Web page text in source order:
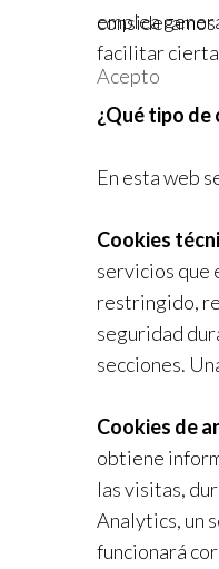
Acepto
emplea
facilitar
¿Qué tipo de
En esta web
Cookies
servicios que
restringido,
seguridad
secciones.
Cookies de
obtiene
las visitas,
Analytics, un
funcionará